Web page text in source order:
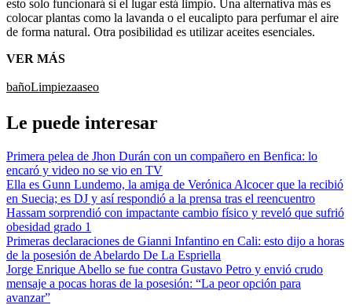
esto solo funcionará si el lugar está limpio. Una alternativa más es
colocar plantas como la lavanda o el eucalipto para perfumar el aire
de forma natural. Otra posibilidad es utilizar aceites esenciales.
VER MÁS
bañoLimpiezaaseo
Le puede interesar
Primera pelea de Jhon Durán con un compañero en Benfica: lo
encaró y video no se vio en TV
Ella es Gunn Lundemo, la amiga de Verónica Alcocer que la recibió
en Suecia; es DJ y así respondió a la prensa tras el reencuentro
Hassam sorprendió con impactante cambio físico y reveló que sufrió
obesidad grado 1
Primeras declaraciones de Gianni Infantino en Cali: esto dijo a horas
de la posesión de Abelardo De La Espriella
Jorge Enrique Abello se fue contra Gustavo Petro y envió crudo
mensaje a pocas horas de la posesión: “La peor opción para
avanzar”